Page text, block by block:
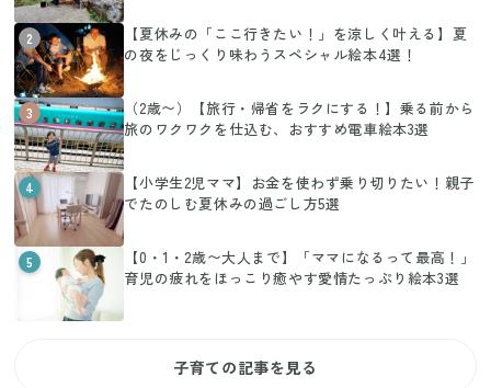
2
【夏休みの「ここ行きたい！」を涼しく叶える】夏
の夜をじっくり味わうスペシャル絵本4選！
3
（2歳〜）【旅行・帰省をラクにする！】乗る前から
旅のワクワクを仕込む、おすすめ電車絵本3選
4
【小学生2児ママ】お金を使わず乗り切りたい！親子
でたのしむ夏休みの過ごし方5選
5
【0・1・2歳〜大人まで】「ママになるって最高！」
育児の疲れをほっこり癒やす愛情たっぷり絵本3選
子育ての記事を見る